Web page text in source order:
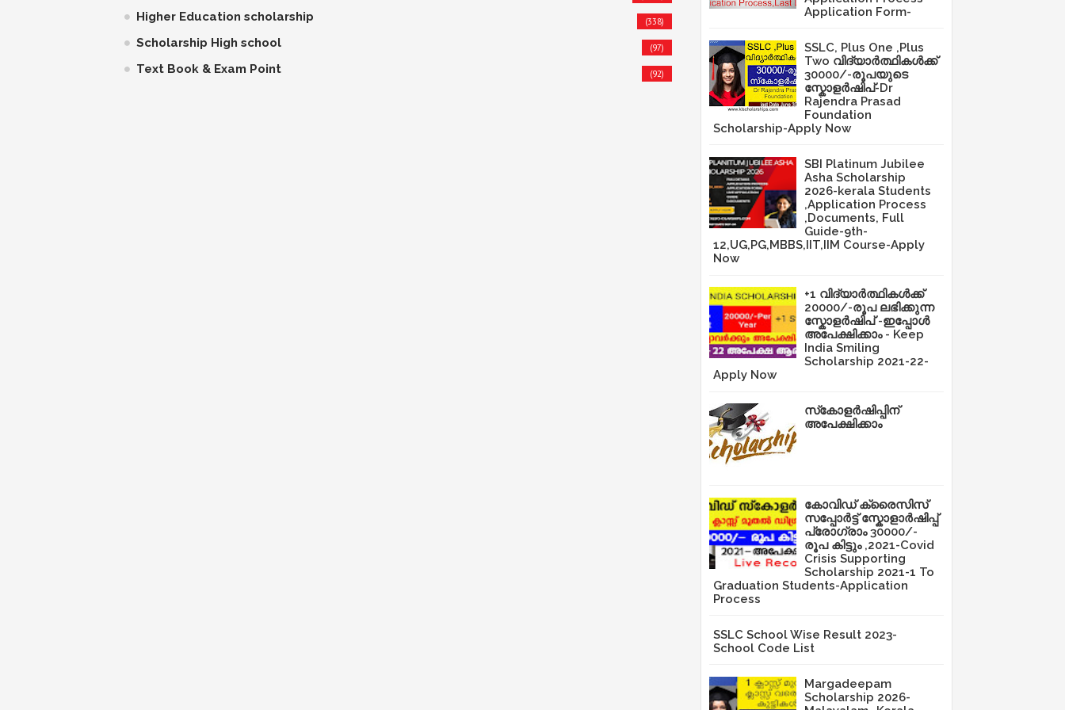
Higher Education scholarship (338)
Scholarship High school (97)
Text Book & Exam Point (92)
Application Form-
SSLC, Plus One ,Plus
Two വിദ്യാർത്ഥികൾക്ക്
30000/-രൂപയുടെ
സ്കോളർഷിപ്-Dr
Rajendra Prasad
Foundation
Scholarship-Apply Now
SBI Platinum Jubilee
Asha Scholarship
2026-kerala Students
,Application Process
,Documents, Full
Guide-9th-
12,UG,PG,MBBS,IIT,IIM Course-Apply
Now
+1 വിദ്യാർത്ഥികൾക്ക്
20000/-രൂപ ലഭിക്കുന്ന
സ്കോളർഷിപ് -ഇപ്പോൾ
അപേക്ഷിക്കാം - Keep
India Smiling
Scholarship 2021-22-
Apply Now
സ്‌കോളർഷിപ്പിന്
അപേക്ഷിക്കാം
കോവിഡ് ക്രൈസിസ്
സപ്പോർട്ട് സ്കോളാർഷിപ്പ്
പ്രോഗ്രാം 30000/-
രൂപ കിട്ടും ,2021-Covid
Crisis Supporting
Scholarship 2021-1 To
Graduation Students-Application
Process
SSLC School Wise Result 2023-
School Code List
Margadeepam
Scholarship 2026-